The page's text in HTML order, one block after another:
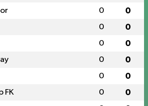
0 0
0 0
0 0
0 0
0 0
FK 0 0